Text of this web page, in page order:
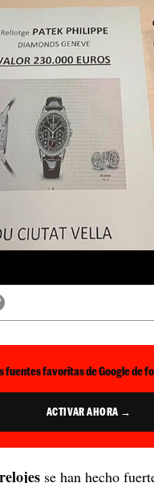
fuentes favoritas de Google de
ACTIVAR AHORA →
relojes se han hecho